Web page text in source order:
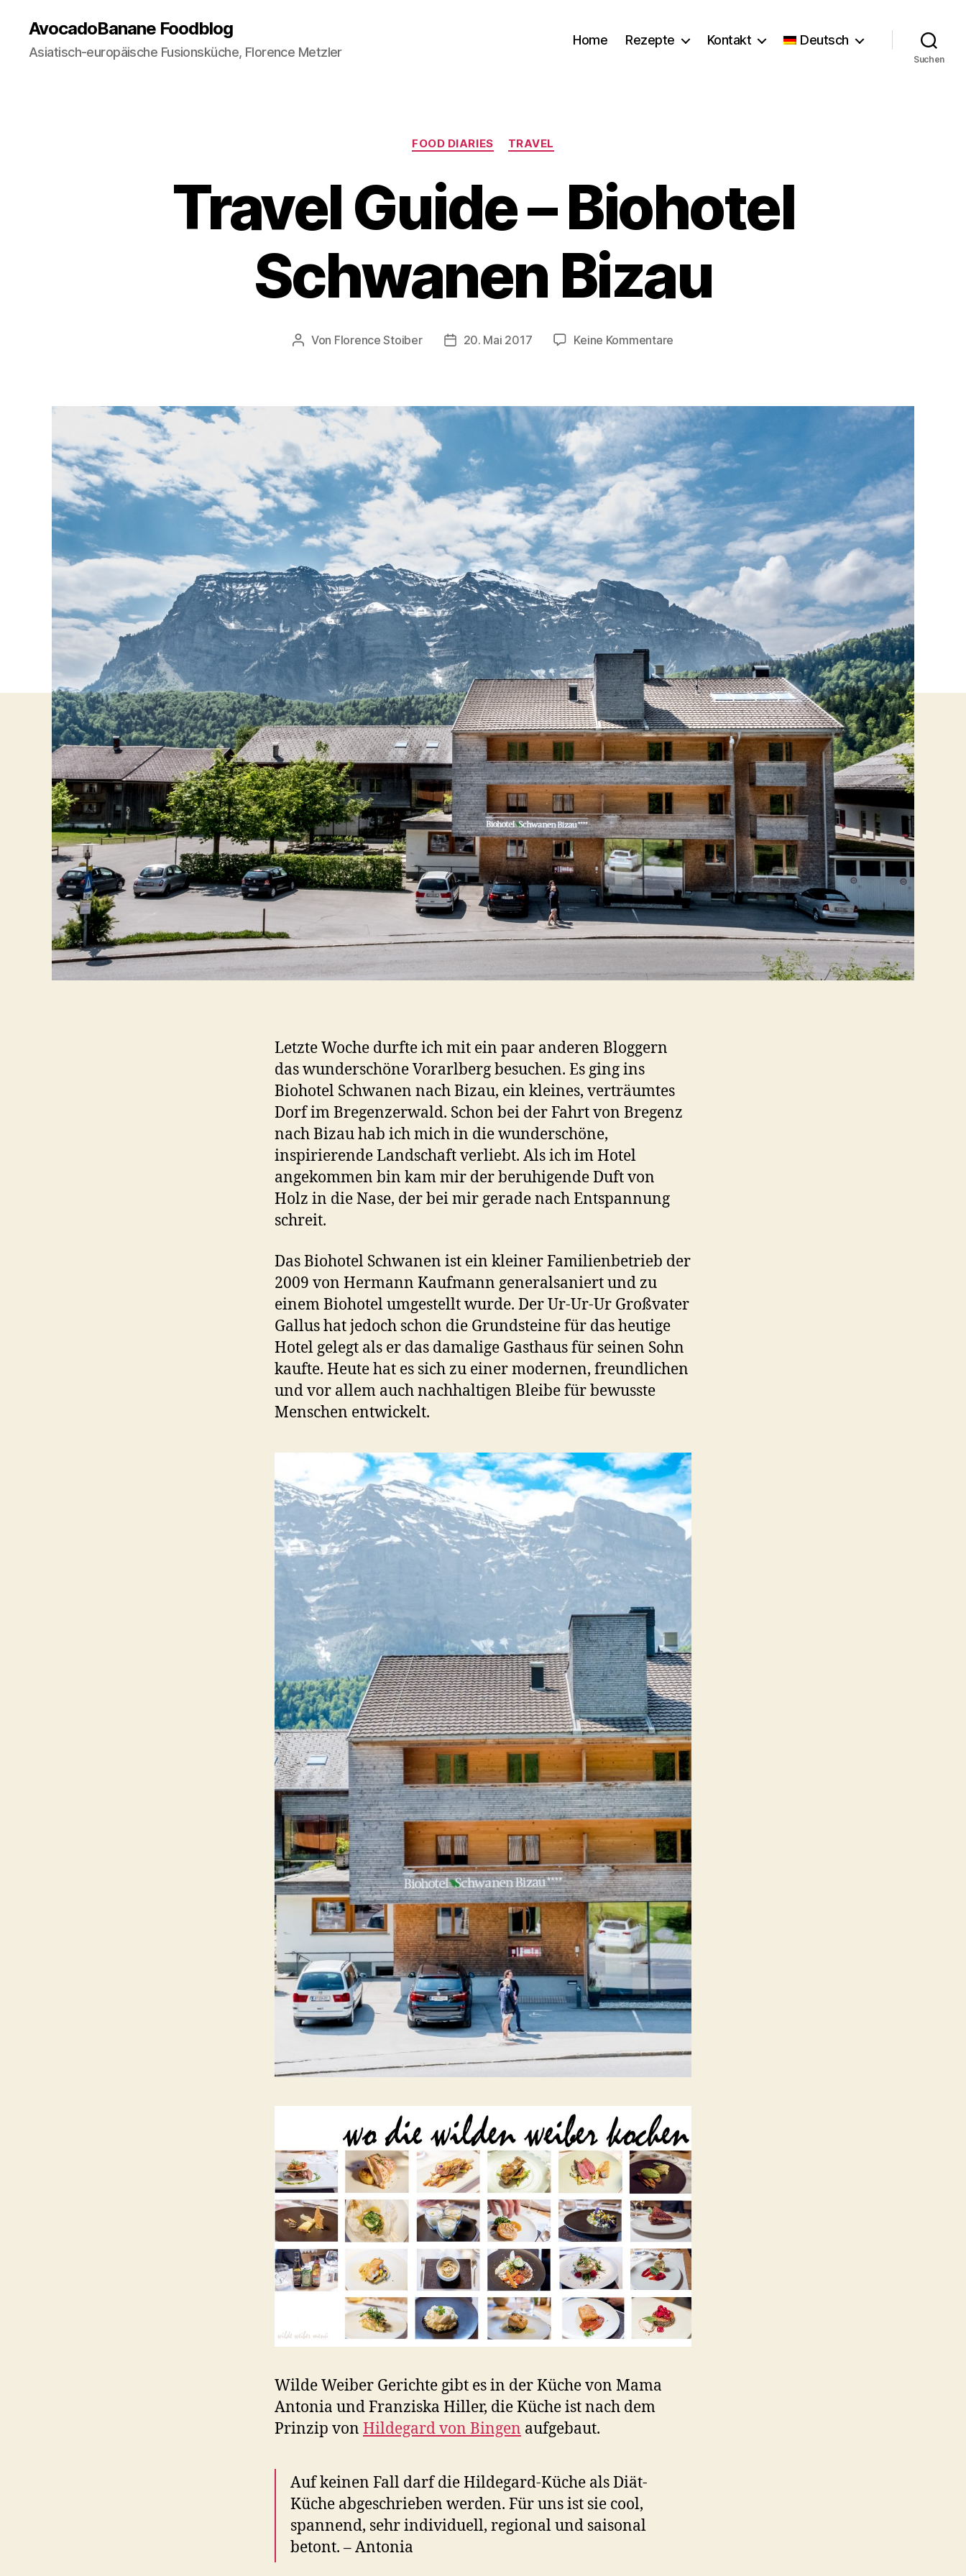
AvocadoBanane Foodblog
Asiatisch-europäische Fusionsküche, Florence Metzler
Home Rezepte Kontakt Deutsch
Suchen
Kategorien
FOOD DIARIES TRAVEL
Travel Guide – Biohotel
Schwanen Bizau
Beitragsautor
Von Florence Stoiber Veröffentlichungsdatum
20. Mai 2017 Keine Kommentare
Biohotel
Schwanen
Bizau
Letzte Woche durfte ich mit ein paar anderen Bloggern
das wunderschöne Vorarlberg besuchen. Es ging ins
Biohotel Schwanen nach Bizau, ein kleines, verträumtes
Dorf im Bregenzerwald. Schon bei der Fahrt von Bregenz
nach Bizau hab ich mich in die wunderschöne,
inspirierende Landschaft verliebt. Als ich im Hotel
angekommen bin kam mir der beruhigende Duft von
Holz in die Nase, der bei mir gerade nach Entspannung
schreit.
Das Biohotel Schwanen ist ein kleiner Familienbetrieb der
2009 von Hermann Kaufmann generalsaniert und zu
einem Biohotel umgestellt wurde. Der Ur-Ur-Ur Großvater
Gallus hat jedoch schon die Grundsteine für das heutige
Hotel gelegt als er das damalige Gasthaus für seinen Sohn
kaufte. Heute hat es sich zu einer modernen, freundlichen
und vor allem auch nachhaltigen Bleibe für bewusste
Menschen entwickelt.
Wilde Weiber Gerichte gibt es in der Küche von Mama
Antonia und Franziska Hiller, die Küche ist nach dem
Prinzip von Hildegard von Bingen aufgebaut.
Auf keinen Fall darf die Hildegard-Küche als Diät-
Küche abgeschrieben werden. Für uns ist sie cool,
spannend, sehr individuell, regional und saisonal
betont. – Antonia